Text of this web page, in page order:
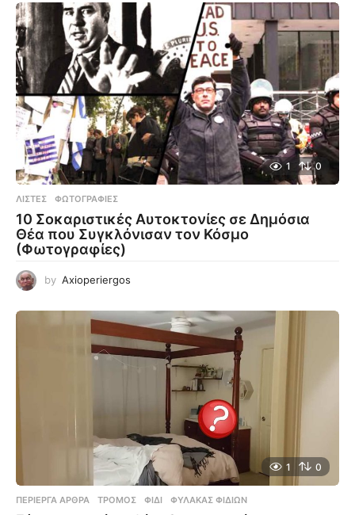
1 0
ΛΊΣΤΕΣ ,ΦΩΤΟΓΡΑΦΊΕΣ
10 Σοκαριστικές Αυτοκτονίες σε Δημόσια
Θέα που Συγκλόνισαν τον Κόσμο
(Φωτογραφίες)
by Axioperiergos
1 0
ΠΕΡΊΕΡΓΑ ΆΡΘΡΑ ΤΡΌΜΟΣ ,ΦΊΔΙ ,ΦΎΛΑΚΑΣ ΦΙΔΙΏΝ